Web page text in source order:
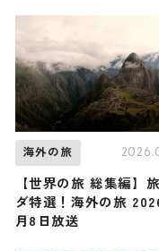
海外の旅
【世界の旅 総集編】
ダ特選！海外の旅 2026年8
月8日放送